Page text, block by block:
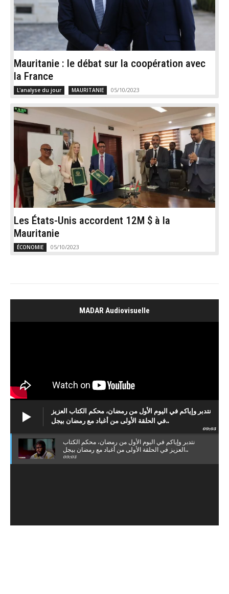
Mauritanie : le débat sur la coopération avec
la France
L'analyse du jour MAURITANIE 05/10/2023
Les États-Unis accordent 12M $ à la
Mauritanie
ÉCONOMIE 05/10/2023
MADAR Audiovisuelle
نتدبر وإياكم في اليوم الأول من رمضان، محكم الكتاب العزيز
في الحلقة الأولى من أغباد مع رمضان بيجل..
09:03
نتدبر وإياكم في اليوم الأول من رمضان، محكم الكتاب
العزيز في الحلقة الأولى من أغباد مع رمضان بيجل..
09:03